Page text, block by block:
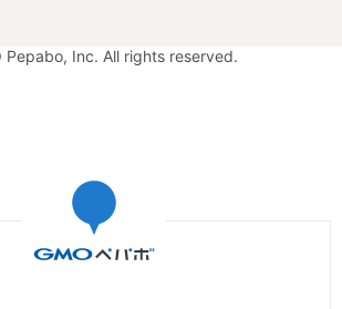
Pepabo, Inc. All rights reserved.